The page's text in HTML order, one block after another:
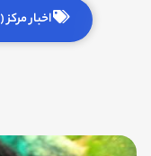
اخبار مرکز (603)